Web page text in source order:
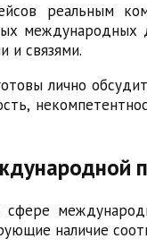
реальным
и связями.
лично
наличие